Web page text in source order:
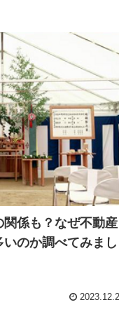
関係も？なぜ不動産
のか調べてみまし